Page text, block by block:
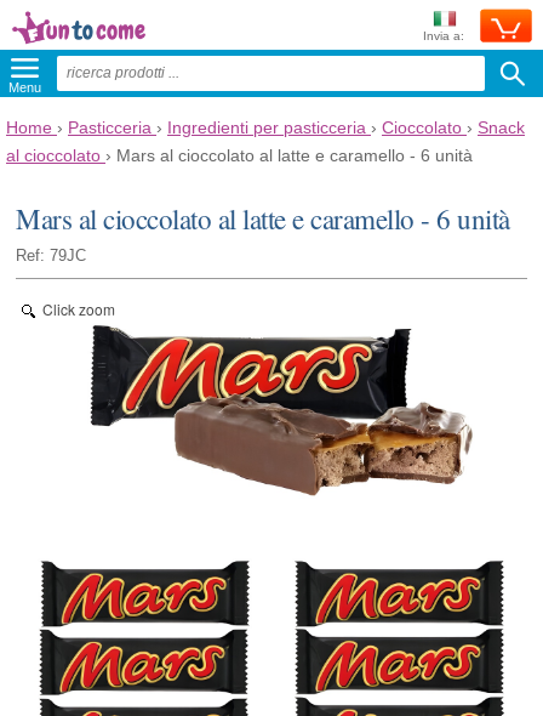
Invia a:
Menu
Home › Pasticceria › Ingredienti per pasticceria › Cioccolato › Snack
al cioccolato › Mars al cioccolato al latte e caramello - 6 unità
Mars al cioccolato al latte e caramello - 6 unità
Ref: 79JC
Click zoom